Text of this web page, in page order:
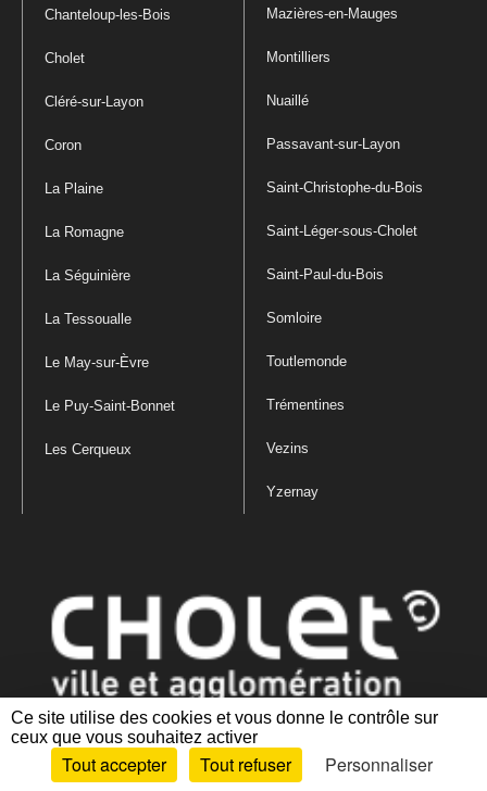
Ce site utilise des cookies et vous donne le contrôle sur
ceux que vous souhaitez activer
Tout accepter Tout refuser
Personnaliser
Chanteloup-les-Bois
Cholet
Cléré-sur-Layon
Coron
La Plaine
La Romagne
La Séguinière
La Tessoualle
Le May-sur-Èvre
Le Puy-Saint-Bonnet
Les Cerqueux
Mazières-en-Mauges
Montilliers
Nuaillé
Passavant-sur-Layon
Saint-Christophe-du-Bois
Saint-Léger-sous-Cholet
Saint-Paul-du-Bois
Somloire
Toutlemonde
Trémentines
Vezins
Yzernay
Mentions légales|Politique de confidentialité
des cookies |Plan du site Accessibilité : partiellement conforme